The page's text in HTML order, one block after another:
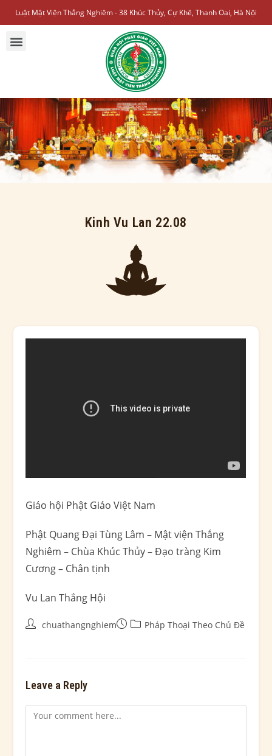
Luật Mật Viện Thắng Nghiêm - 38 Khúc Thủy, Cự Khê, Thanh Oai, Hà Nội
Kinh Vu Lan 22.08
Giáo hội Phật Giáo Việt Nam
Phật Quang Đại Tùng Lâm – Mật viện Thắng
Nghiêm – Chùa Khúc Thủy – Đạo tràng Kim
Cương – Chân tịnh
Vu Lan Thắng Hội
chuathangnghiem Pháp Thoại Theo Chủ Đề
Leave a Reply